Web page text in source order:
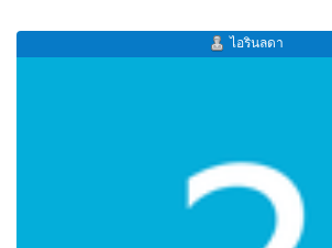
ไอรินลดา